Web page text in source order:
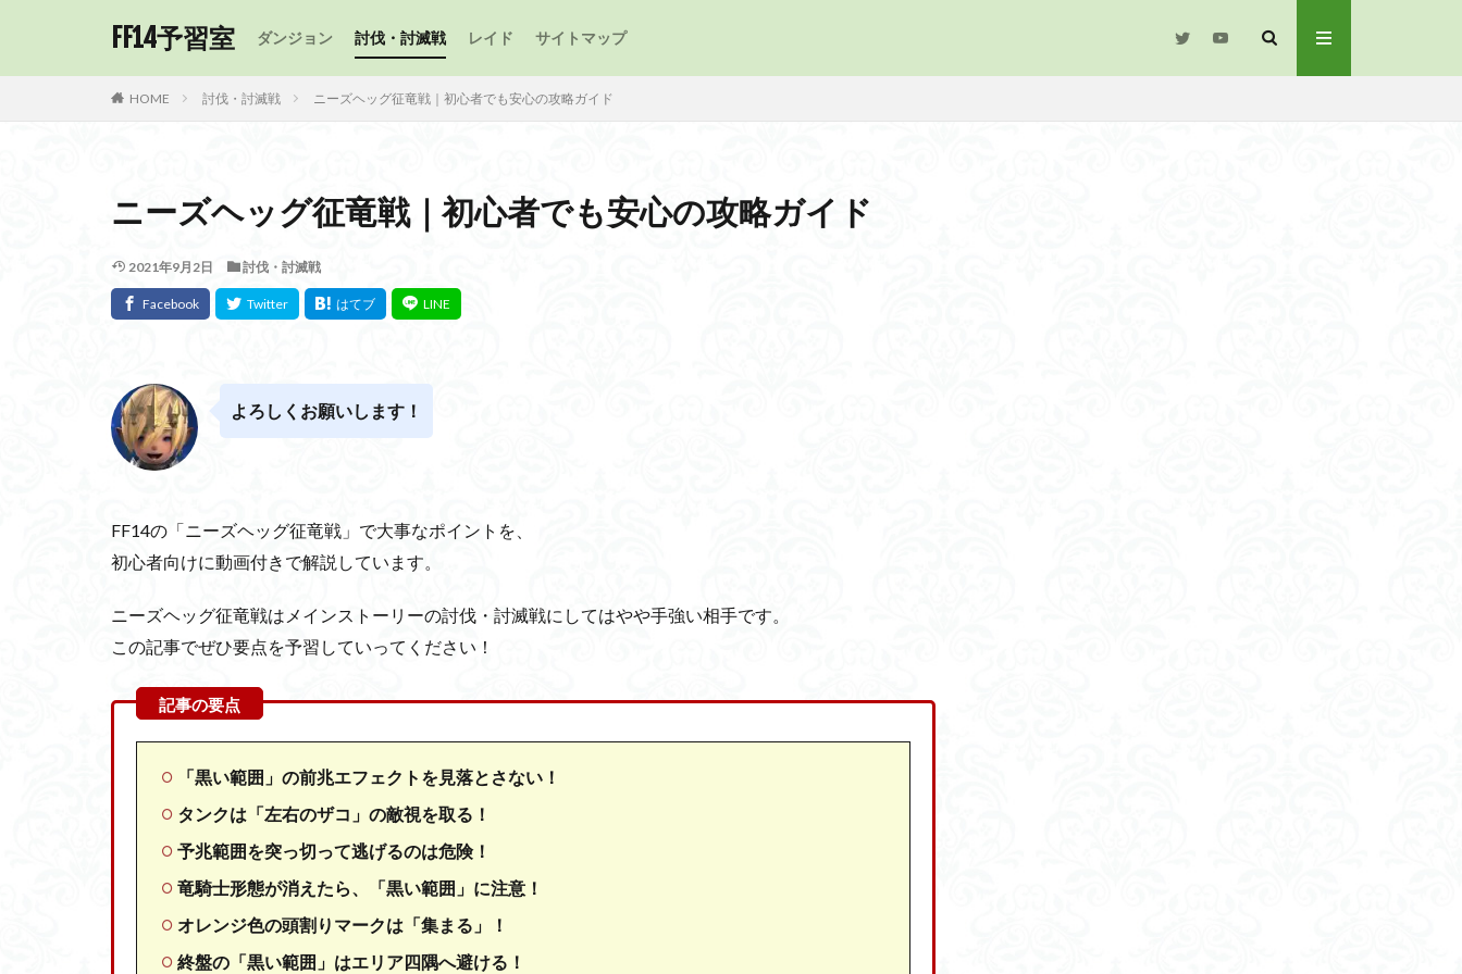
FF14予習室 ダンジョン 討伐・討滅戦 レイド サイトマップ
HOME 討伐・討滅戦 ニーズヘッグ征竜戦｜初心者でも安心の攻略ガイド
ニーズヘッグ征竜戦｜初心者でも安心の攻略ガイド
2021年9月2日 討伐・討滅戦
よろしくお願いします！
FF14の「ニーズヘッグ征竜戦」で大事なポイントを、
初心者向けに動画付きで解説しています。
ニーズヘッグ征竜戦はメインストーリーの討伐・討滅戦にしてはやや手強い相手です。
この記事でぜひ要点を予習していってください！
「黒い範囲」の前兆エフェクトを見落とさない！
タンクは「左右のザコ」の敵視を取る！
予兆範囲を突っ切って逃げるのは危険！
竜騎士形態が消えたら、「黒い範囲」に注意！
オレンジ色の頭割りマークは「集まる」！
終盤の「黒い範囲」はエリア四隅へ避ける！